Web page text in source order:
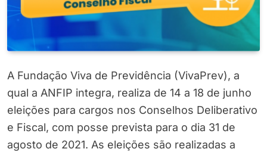
A Fundação Viva de Previdência (VivaPrev), a
qual a ANFIP integra, realiza de 14 a 18 de junho
eleições para cargos nos Conselhos Deliberativo
e Fiscal, com posse prevista para o dia 31 de
agosto de 2021. As eleições são realizadas a